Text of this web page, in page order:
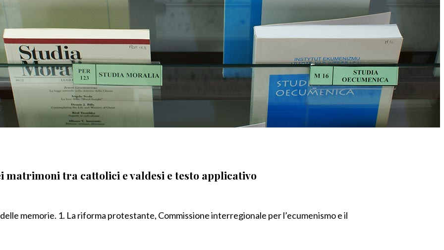
matrimoni tra cattolici e valdesi e testo applicativo
memorie. 1. La riforma protestante, Commissione interregionale per l’ecumenismo e il